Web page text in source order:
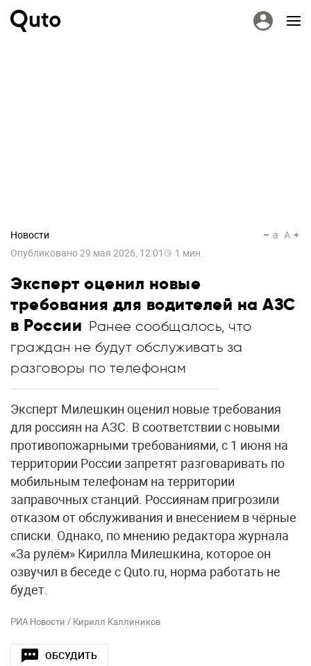
Новости
Опубликовано29 мая 2026, 12:01 1 мин.
a A
Эксперт оценил новые
требования для водителей на АЗС
в России Ранее сообщалось, что
граждан не будут обслуживать за
разговоры по телефонам
Эксперт Милешкин оценил новые требования
для россиян на АЗС. В соответствии с новыми
противопожарными требованиями, с 1 июня на
территории России запретят разговаривать по
мобильным телефонам на территории
заправочных станций. Россиянам пригрозили
отказом от обслуживания и внесением в чёрные
списки. Однако, по мнению редактора журнала
«За рулём» Кирилла Милешкина, которое он
озвучил в беседе с Quto.ru, норма работать не
будет.
РИА Новости / Кирилл Каллиников
ОБСУДИТЬ